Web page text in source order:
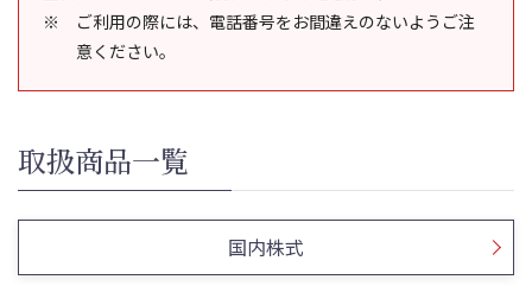
ご利用の際には、電話番号をお間違えのないようご注
意ください。
取扱商品一覧
国内株式